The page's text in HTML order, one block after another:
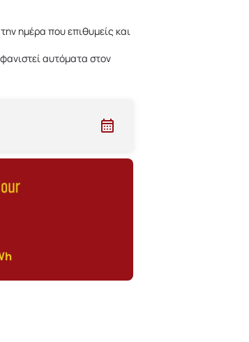
ημέρα που επιθυμείς και
αυτόματα στον